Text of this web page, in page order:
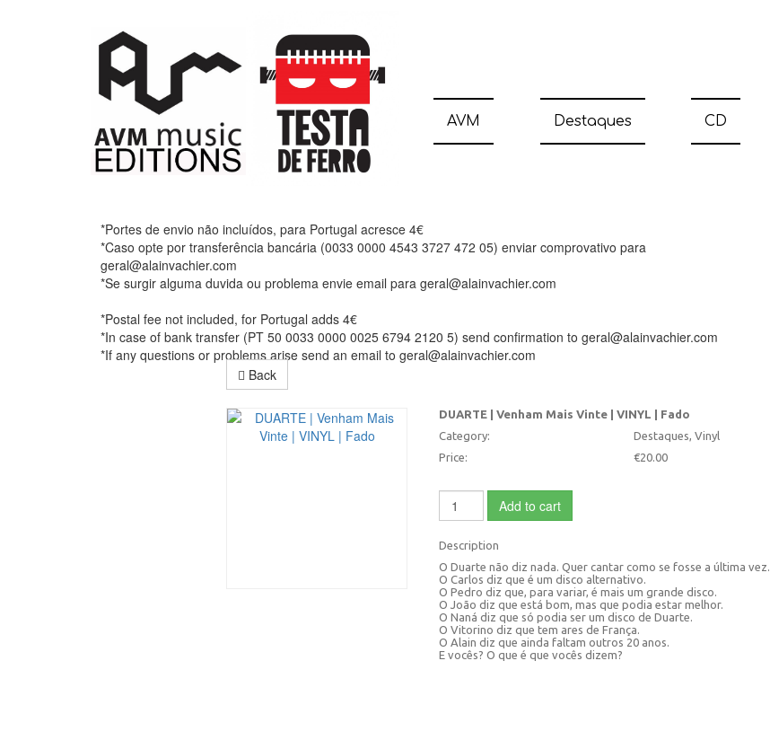
Destaques
AVM CD
Back
DUARTE | Venham Mais Vinte | VINYL | Fado
Category:
Destaques, Vinyl
Price:
€20.00
Add to cart
Description
O Duarte não diz nada. Quer cantar como se fosse a última vez.
O Carlos diz que é um disco alternativo.
O Pedro diz que, para variar, é mais um grande disco.
O João diz que está bom, mas que podia estar melhor.
O Naná diz que só podia ser um disco de Duarte.
O Vitorino diz que tem ares de França.
O Alain diz que ainda faltam outros 20 anos.
E vocês? O que é que vocês dizem?
*Portes de envio não incluídos, para Portugal acresce 4€
*Caso opte por transferência bancária (0033 0000 4543 3727 472 05) enviar comprovativo para
geral@alainvachier.com
*Se surgir alguma duvida ou problema envie email para geral@alainvachier.com
*Postal fee not included, for Portugal adds 4€
*In case of bank transfer (PT 50 0033 0000 0025 6794 2120 5) send confirmation to geral@alainvachier.com
*If any questions or problems arise send an email to geral@alainvachier.com